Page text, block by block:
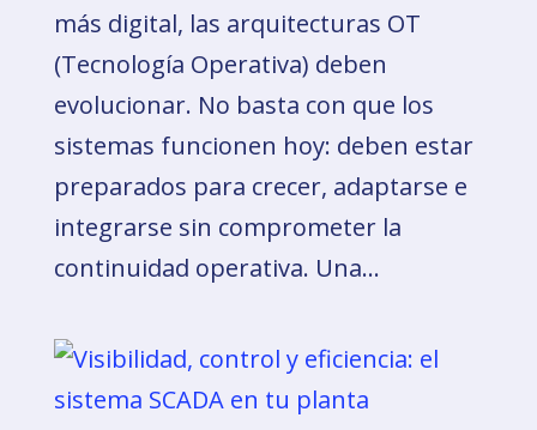
más digital, las arquitecturas OT
(Tecnología Operativa) deben
evolucionar. No basta con que los
sistemas funcionen hoy: deben estar
preparados para crecer, adaptarse e
integrarse sin comprometer la
continuidad operativa. Una...